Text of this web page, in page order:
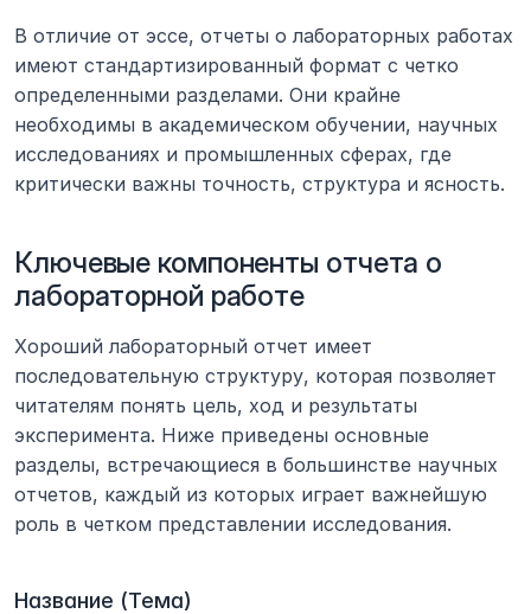
В отличие от эссе, отчеты о лабораторных работах
имеют стандартизированный формат с четко
определенными разделами. Они крайне
необходимы в академическом обучении, научных
исследованиях и промышленных сферах, где
критически важны точность, структура и ясность.
Ключевые компоненты отчета о
лабораторной работе
Хороший лабораторный отчет имеет
последовательную структуру, которая позволяет
читателям понять цель, ход и результаты
эксперимента. Ниже приведены основные
разделы, встречающиеся в большинстве научных
отчетов, каждый из которых играет важнейшую
роль в четком представлении исследования.
Название (Тема)